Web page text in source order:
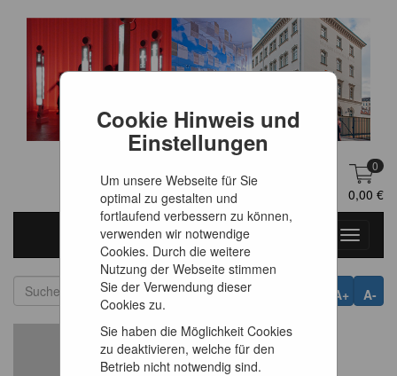
Cookie Hinweis und
Einstellungen
Um unsere Webseite für Sie
optimal zu gestalten und
fortlaufend verbessern zu können,
verwenden wir notwendige
Cookies. Durch die weitere
Nutzung der Webseite stimmen
Sie der Verwendung dieser
Cookies zu.
Sie haben die Möglichkeit Cookies
zu deaktivieren, welche für den
Betrieb nicht notwendig sind.
DE
0
0,00 €
Toggle
A-
A+